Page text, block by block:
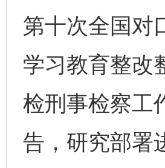
第十次全国对
学习教育整改
检刑事检察工
告，研究部署